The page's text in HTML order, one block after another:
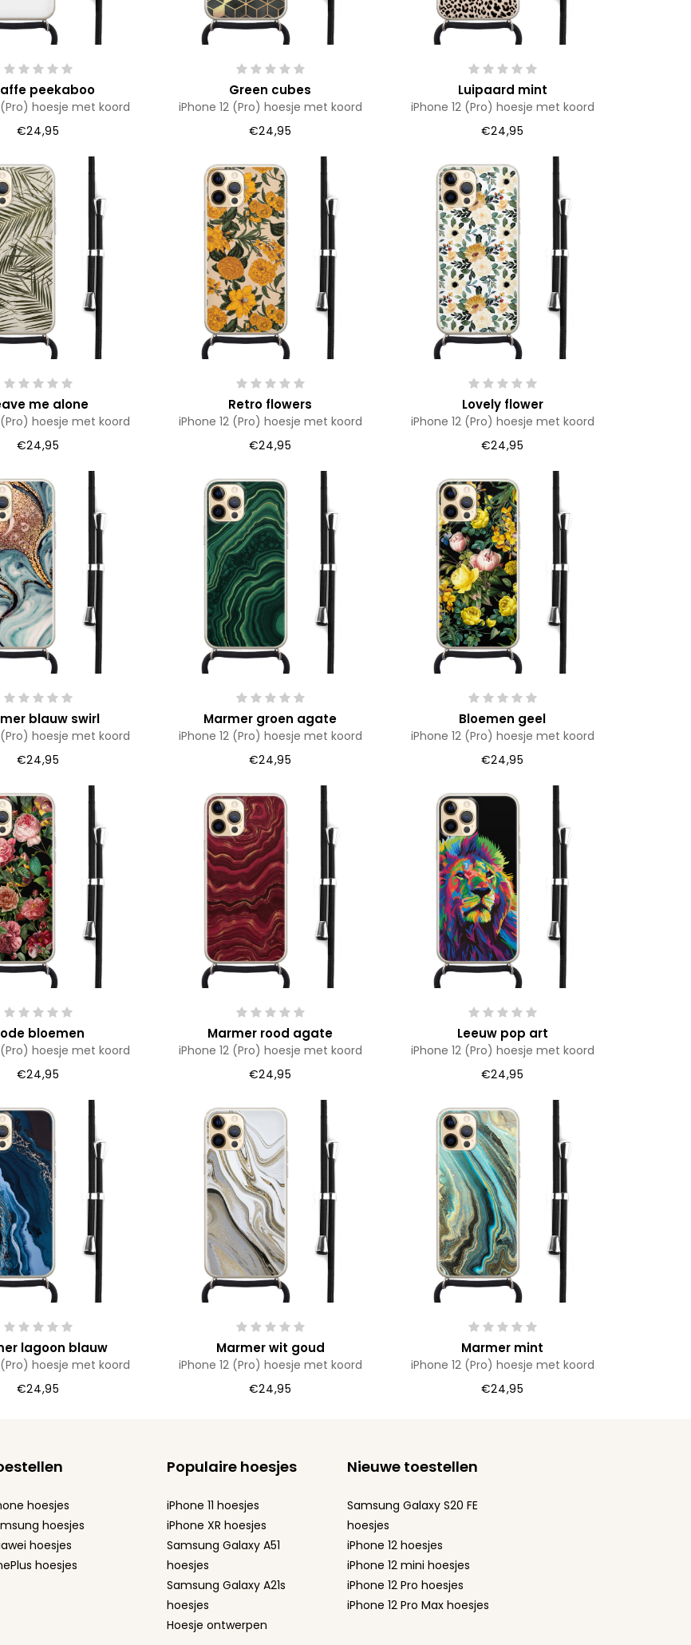
peekaboo
(Pro) hoesje met koord
€24,95
Green cubes
iPhone 12 (Pro) hoesje met koord
€24,95
Luipaard mint
iPhone 12 (Pro) hoesje met koord
€24,95
me alone
(Pro) hoesje met koord
€24,95
Retro flowers
iPhone 12 (Pro) hoesje met koord
€24,95
Lovely flower
iPhone 12 (Pro) hoesje met koord
€24,95
blauw swirl
(Pro) hoesje met koord
€24,95
Marmer groen agate
iPhone 12 (Pro) hoesje met koord
€24,95
Bloemen geel
iPhone 12 (Pro) hoesje met koord
€24,95
bloemen
(Pro) hoesje met koord
€24,95
Marmer rood agate
iPhone 12 (Pro) hoesje met koord
€24,95
Leeuw pop art
iPhone 12 (Pro) hoesje met koord
€24,95
lagoon blauw
(Pro) hoesje met koord
€24,95
Marmer wit goud
iPhone 12 (Pro) hoesje met koord
€24,95
Marmer mint
iPhone 12 (Pro) hoesje met koord
€24,95
hoesjes
hoesjes
hoesjes
hoesjes
Populaire hoesjes
iPhone 11 hoesjes
iPhone XR hoesjes
Samsung Galaxy A51
hoesjes
Samsung Galaxy A21s
hoesjes
Hoesje ontwerpen
Nieuwe toestellen
Samsung Galaxy S20 FE
hoesjes
iPhone 12 hoesjes
iPhone 12 mini hoesjes
iPhone 12 Pro hoesjes
iPhone 12 Pro Max hoesjes